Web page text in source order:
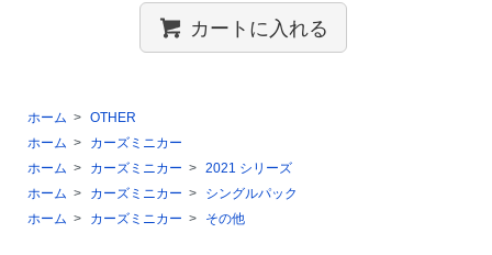
カートに入れる
ホーム > OTHER
ホーム >
カーズミニカー
ホーム > カーズミニカー > 2021 シリーズ
ホーム > カーズミニカー >
シングルパック
ホーム > カーズミニカー > その他